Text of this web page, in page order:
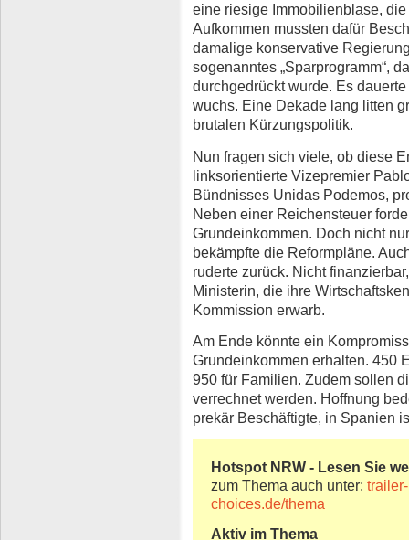
eine riesige Immobilienblase,
Aufkommen mussten dafür
damalige konservative
sogenanntes „Sparprogramm“,
durchgedrückt wurde. Es
wuchs. Eine Dekade lang litten
brutalen Kürzungspolitik.
Nun fragen sich viele, ob diese
linksorientierte Vizepremier
Bündnisses Unidas Podemos,
Neben einer Reichensteuer
Grundeinkommen. Doch nicht
bekämpfte die Reformpläne.
ruderte zurück. Nicht
Ministerin, die ihre
Kommission erwarb.
Am Ende könnte ein
Grundeinkommen erhalten. 450
950 für Familien. Zudem sollen
verrechnet werden. Hoffnung
prekär Beschäftigte, in Spanien
Hotspot NRW - Lesen Sie
zum Thema auch unter:
choices.de/thema
Aktiv im Thema